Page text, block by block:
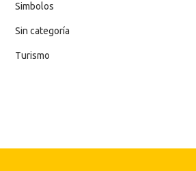
Simbolos
Sin categoría
Turismo